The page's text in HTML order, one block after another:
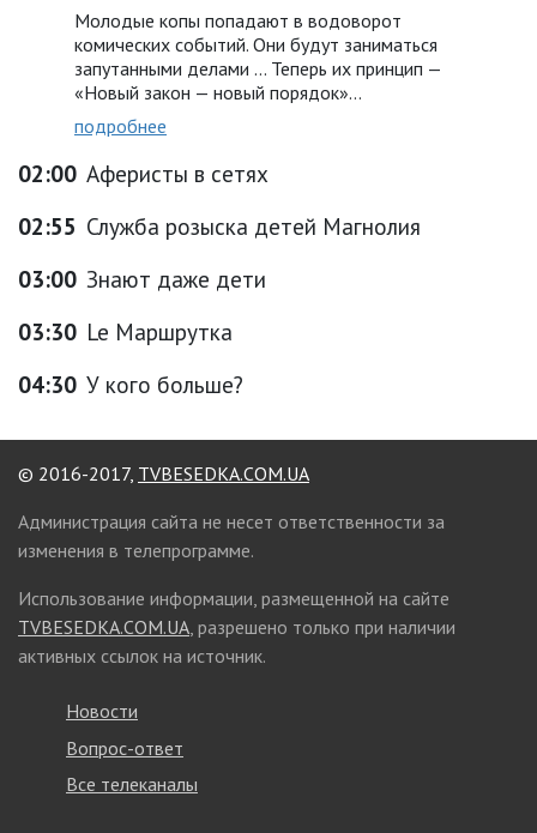
Молодые копы попадают в водоворот
комических событий. Они будут заниматься
запутанными делами ... Теперь их принцип —
«Новый закон — новый порядок»…
подробнее
02:00 Аферисты в сетях
02:55 Служба розыска детей Магнолия
03:00 Знают даже дети
03:30 Le Маршрутка
04:30 У кого больше?
© 2016-2017, TVBESEDKA.COM.UA
Администрация сайта не несет ответственности за
изменения в телепрограмме.
Использование информации, размещенной на сайте
TVBESEDKA.COM.UA, разрешено только при наличии
активных ссылок на источник.
Новости
Вопрос-ответ
Все телеканалы